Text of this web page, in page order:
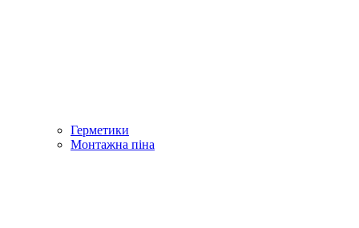
Герметики
Монтажна піна